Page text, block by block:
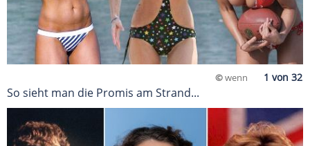
©wenn
So sieht man die Promis am Strand...